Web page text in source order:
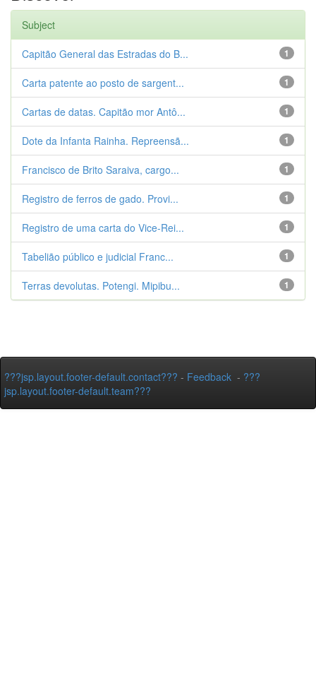
Subject
1
Capitão General das Estradas do B...
1
Carta patente ao posto de sargent...
1
Cartas de datas. Capitão mor Antô...
1
Dote da Infanta Rainha. Repreensã...
1
Francisco de Brito Saraiva, cargo...
1
Registro de ferros de gado. Provi...
1
Registro de uma carta do Vice-Rei...
1
Tabelião público e judicial Franc...
1
Terras devolutas. Potengi. Mipibu...
???jsp.layout.footer-default.contact??? - Feedback - ???
jsp.layout.footer-default.team???